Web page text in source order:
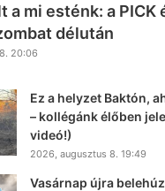
a mi esténk: a PICK
délután
20:06
Ez a helyzet Baktón,
– kollégánk élőben
videó!)
2026, augusztus 8. 19:49
Vasárnap újra